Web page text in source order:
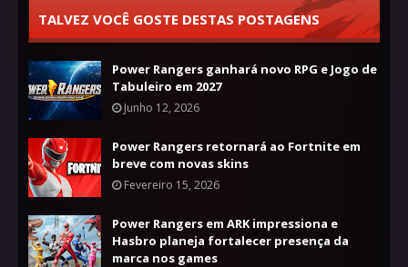
TALVEZ VOCÊ GOSTE DESTAS POSTAGENS
Power Rangers ganhará novo RPG e Jogo de
Tabuleiro em 2027
Junho 12, 2026
Power Rangers retornará ao Fortnite em
breve com novas skins
Fevereiro 15, 2026
Power Rangers em ARK impressiona e
Hasbro planeja fortalecer presença da
marca nos games